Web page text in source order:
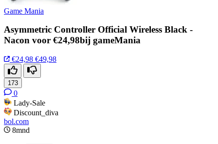
Game Mania
Asymmetric Controller Official Wireless Black -
Nacon voor €24,98bij gameMania
€24,98 €49,98
173
0
Lady-Sale
Discount_diva
bol.com
8mnd